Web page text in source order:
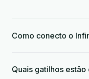
Como conecto o
Quais gatilhos